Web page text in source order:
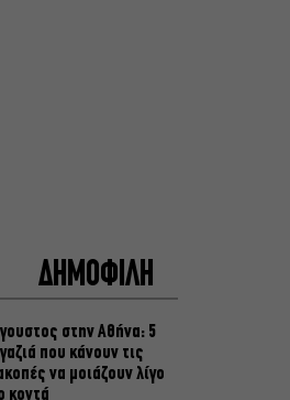
ΔΗΜΟΦΙΛΗ
στην Αθήνα: 5
που κάνουν τις
να μοιάζουν λίγο
κοντά